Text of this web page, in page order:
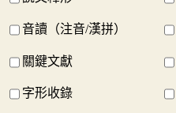
音讀（注音/漢拼）
關鍵文獻
字形收錄